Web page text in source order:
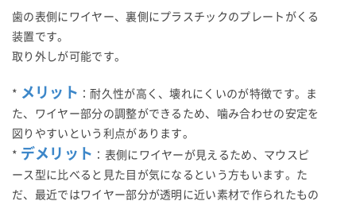
歯の表側にワイヤー、裏側にプラスチックのプレートがくる
装置です。
取り外しが可能です。
* メリット ：耐久性が高く、壊れにくいのが特徴です。ま
た、ワイヤー部分の調整ができるため、噛み合わせの安定を
図りやすいという利点があります。
* デメリット ：表側にワイヤーが見えるため、マウスピ
ース型に比べると見た目が気になるという方もいます。た
だ、最近ではワイヤー部分が透明に近い素材で作られたもの